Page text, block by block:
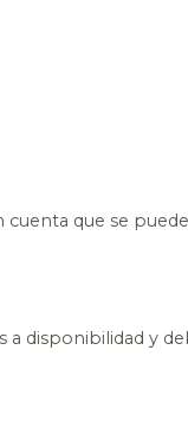
que se
a disponibilidad y